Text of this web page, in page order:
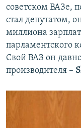
советском ВАЗе,
стал депутатом,
миллиона
парламентского
Свой ВАЗ он
производителя –